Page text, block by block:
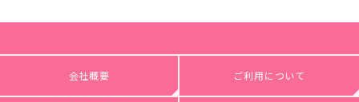
会社概要 ご利用について